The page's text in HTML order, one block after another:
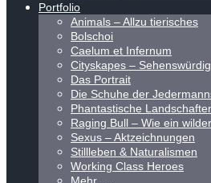
Portfolio
Animals – Allzu tierisches
Bolschoi
Caelum et Infernum
Cityskapes –
Das Portrait
Die Schuhe der
Phantastische
Raging Bull – Wie ein
Sexus – Aktzeichnungen
Stillleben & Naturalismen
Working Class Heroes